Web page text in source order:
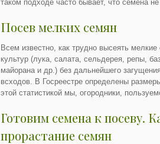
таком подходе часто бывает, что семена
Посев мелких семян
Всем известно, как трудно высеять
культур (лука, салата, сельдерея, репы,
майорана и др.) без дальнейшего
всходов. В Госреестре определены
этой статистикой мы, огородники,
Готовим семена к посеву.
прорастание семян